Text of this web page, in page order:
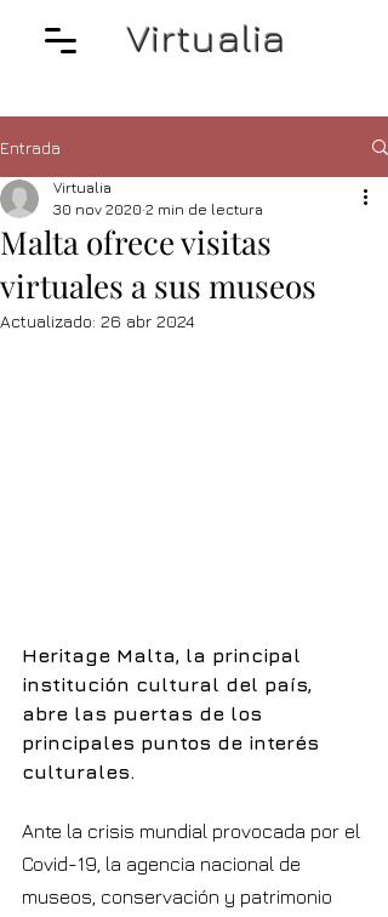
Virtualia
Entrada
Malta ofrece visitas
virtuales a sus museos
Virtualia
30 nov 2020 2 min de lectura
Actualizado: 26 abr 2024
Heritage Malta, la principal
institución cultural del país,
abre las puertas de los
principales puntos de interés
culturales.
Ante la crisis mundial provocada por el
Covid-19, la agencia nacional de
museos, conservación y patrimonio